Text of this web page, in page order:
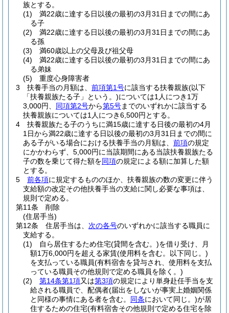
族とする。
(1)
満22歳に達する日以後の最初の3月31日までの間にあ
る子
(2)
満22歳に達する日以後の最初の3月31日までの間にあ
る孫
(3)
満60歳以上の父母及び祖父母
(4)
満22歳に達する日以後の最初の3月31日までの間にあ
る弟妹
(5)
重度心身障害者
3
扶養手当の月額は、 前項第1号に該当する扶養親族(以下
「扶養親族たる子」という。)については1人につき1万
3,000円、 同項第2号から第5号までのいずれかに該当する
扶養親族については1人につき6,500円とする。
4
扶養親族たる子のうちに満15歳に達する日後の最初の4月
1日から満22歳に達する日以後の最初の3月31日までの間に
ある子がいる場合における扶養手当の月額は、 前項の規定
にかかわらず、5,000円に当該期間にある当該扶養親族たる
子の数を乗じて得た額を同項の規定による額に加算した額
とする。
5
前各項に規定するもののほか、扶養親族の数の変更に伴う
支給額の改定その他扶養手当の支給に関し必要な事項は、
規則で定める。
第11条
削除
(住居手当)
第12条
住居手当は、 次の各号のいずれかに該当する職員に
支給する。
(1)
自ら居住するため住宅(貸間を含む。)を借り受け、月
額1万6,000円を超える家賃(使用料を含む。以下同じ。)
を支払っている職員(有料宿舎を貸与され、使用料を支払
っている職員その他規則で定める職員を除く。)
(2)
第14条第1項又は第3項の規定により単身赴任手当を支
給される職員で、配偶者(届出をしないが事実上婚姻関係
と同様の事情にある者を含む。 同条において同じ。)が居
住するための住宅(有料宿舎その他規則で定める住宅を除